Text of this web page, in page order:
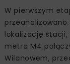
W pierwszym
przeanalizowano
lokalizację
metra M4
Wilanowem,